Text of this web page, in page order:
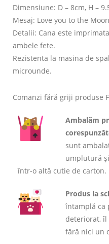
Dimensiune: D – 8cm, H –
Mesaj: Love you to the
Detalii: Cana este
ambele fete.
Rezistenta la masina de
microunde.
Comanzi fără griji produse
Ambalăm
sunt
umplutură
într-o altă cutie de carton.
Produs la
întamplă ca
deteriorat,
fără nici un